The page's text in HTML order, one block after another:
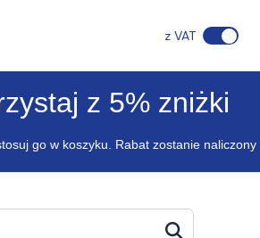
z VAT
z 5% zniżki
go w koszyku. Rabat zostanie naliczony